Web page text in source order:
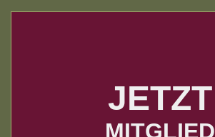
JETZT
MITGLIED